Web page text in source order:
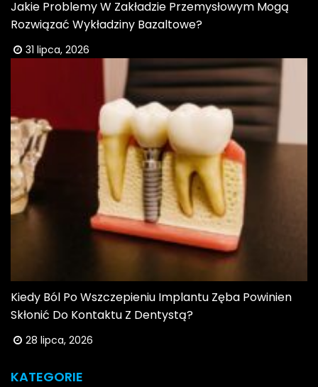
Jakie Problemy W Zakładzie Przemysłowym Mogą
Rozwiązać Wykładziny Bazaltowe?
31 lipca, 2026
Kiedy Ból Po Wszczepieniu Implantu Zęba Powinien
Skłonić Do Kontaktu Z Dentystą?
28 lipca, 2026
KATEGORIE